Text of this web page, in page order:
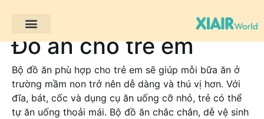
Đồ ăn cho trẻ em
Bộ đồ ăn phù hợp cho trẻ em sẽ giúp mỗi bữa ăn ở
trường mầm non trở nên dễ dàng và thú vị hơn. Với
đĩa, bát, cốc và dụng cụ ăn uống cỡ nhỏ, trẻ có thể
tự ăn uống thoải mái. Bộ đồ ăn chắc chắn, dễ vệ sinh